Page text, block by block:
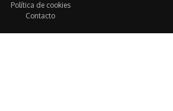
Política de cookies
Contacto